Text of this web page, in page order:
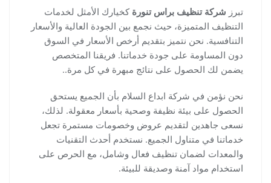
تبرز شركة تنظيف براس تنورة كخيارك الأمثل لخدمات
التنظيف المتميزة، حيث نجمع بين الجودة العالية والأسعار
التنافسية. نحن نتميز بتقديم أرخص الأسعار في السوق
دون المساومة على جودة خدماتنا. فريقنا المتخصص
يضمن لك الحصول على نتائج مبهرة في كل مرة..
نحن نؤمن في شركة ابداع السلام بأن الجميع يستحق
الحصول على بيئة نظيفة وصحية بأسعار معقولة. لذلك،
نسعى جاهدين لتقديم عروض وخصومات مستمرة تجعل
خدماتنا في متناول الجميع. نستخدم أحدث التقنيات
والمعدات لضمان تنظيف فعال وشامل، مع الحرص على
استخدام مواد آمنة وصديقة للبيئة.